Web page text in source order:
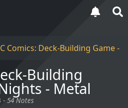
Comics: Deck-Building Game -
Building
- Metal
-54 Notes